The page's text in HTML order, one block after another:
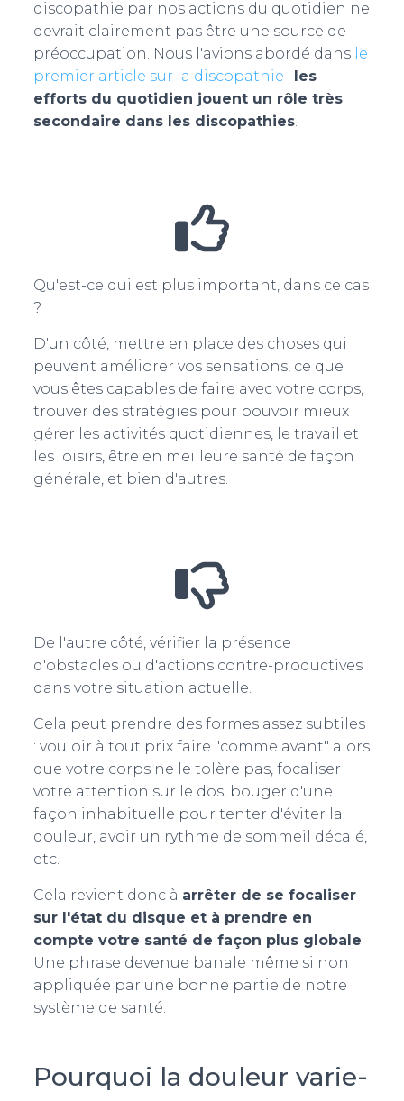
discopathie par nos actions du quotidien ne
devrait clairement pas être une source de
préoccupation. Nous l'avions abordé dans le
premier article sur la discopathie : les
efforts du quotidien jouent un rôle très
secondaire dans les discopathies.
Qu'est-ce qui est plus important, dans ce cas
?
D'un côté, mettre en place des choses qui
peuvent améliorer vos sensations, ce que
vous êtes capables de faire avec votre corps,
trouver des stratégies pour pouvoir mieux
gérer les activités quotidiennes, le travail et
les loisirs, être en meilleure santé de façon
générale, et bien d'autres.
De l'autre côté, vérifier la présence
d'obstacles ou d'actions contre-productives
dans votre situation actuelle.
Cela peut prendre des formes assez subtiles
: vouloir à tout prix faire "comme avant" alors
que votre corps ne le tolère pas, focaliser
votre attention sur le dos, bouger d'une
façon inhabituelle pour tenter d'éviter la
douleur, avoir un rythme de sommeil décalé,
etc.
Cela revient donc à arrêter de se focaliser
sur l'état du disque et à prendre en
compte votre santé de façon plus globale.
Une phrase devenue banale même si non
appliquée par une bonne partie de notre
système de santé.
Pourquoi la douleur varie-